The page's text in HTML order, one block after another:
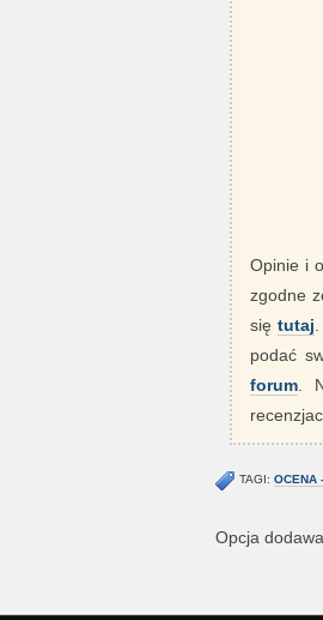
Opinie i
zgodne
siętutaj
podać
forum.
TAGI: OCENA
Opcja